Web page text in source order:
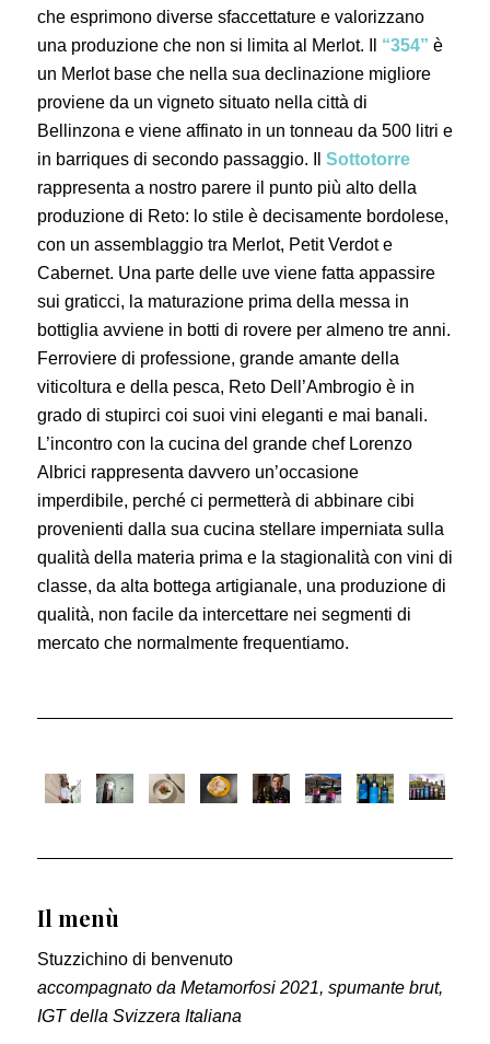
che esprimono diverse sfaccettature e valorizzano
una produzione che non si limita al Merlot. Il “354” è
un Merlot base che nella sua declinazione migliore
proviene da un vigneto situato nella città di
Bellinzona e viene affinato in un tonneau da 500 litri e
in barriques di secondo passaggio. Il Sottotorre
rappresenta a nostro parere il punto più alto della
produzione di Reto: lo stile è decisamente bordolese,
con un assemblaggio tra Merlot, Petit Verdot e
Cabernet. Una parte delle uve viene fatta appassire
sui graticci, la maturazione prima della messa in
bottiglia avviene in botti di rovere per almeno tre anni.
Ferroviere di professione, grande amante della
viticoltura e della pesca, Reto Dell’Ambrogio è in
grado di stupirci coi suoi vini eleganti e mai banali.
L’incontro con la cucina del grande chef Lorenzo
Albrici rappresenta davvero un’occasione
imperdibile, perché ci permetterà di abbinare cibi
provenienti dalla sua cucina stellare imperniata sulla
qualità della materia prima e la stagionalità con vini di
classe, da alta bottega artigianale, una produzione di
qualità, non facile da intercettare nei segmenti di
mercato che normalmente frequentiamo.
Il menù
Stuzzichino di benvenuto
accompagnato da Metamorfosi 2021, spumante brut,
IGT della Svizzera Italiana